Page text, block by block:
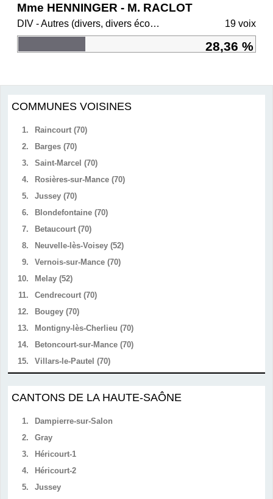
Mme HENNINGER - M. RACLOT
DIV - Autres (divers, divers écologistes, régionalistes) 19 voix
28,36 %
COMMUNES VOISINES
1.
Raincourt (70)
2.
Barges (70)
3.
Saint-Marcel (70)
4.
Rosières-sur-Mance (70)
5.
Jussey (70)
6.
Blondefontaine (70)
7.
Betaucourt (70)
8.
Neuvelle-lès-Voisey (52)
9.
Vernois-sur-Mance (70)
10.
Melay (52)
11.
Cendrecourt (70)
12.
Bougey (70)
13.
Montigny-lès-Cherlieu (70)
14.
Betoncourt-sur-Mance (70)
15.
Villars-le-Pautel (70)
CANTONS DE LA HAUTE-SAÔNE
1.
Dampierre-sur-Salon
2.
Gray
3.
Héricourt-1
4.
Héricourt-2
5.
Jussey